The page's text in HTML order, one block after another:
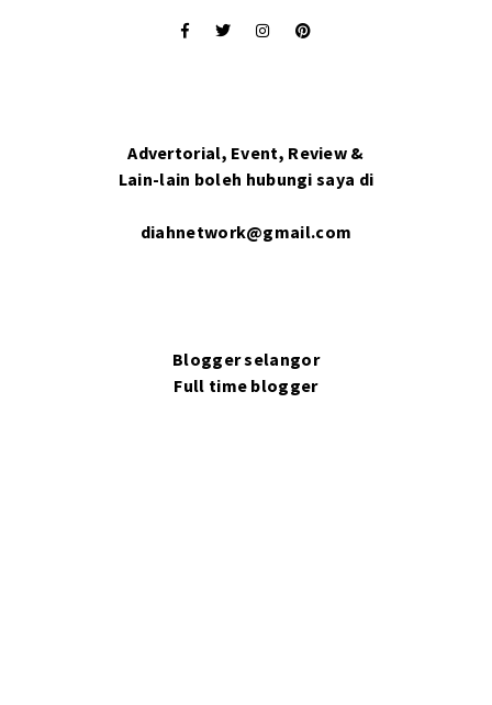
Advertorial, Event, Review &
Lain-lain boleh hubungi saya di
diahnetwork@gmail.com
Blogger selangor
Full time blogger